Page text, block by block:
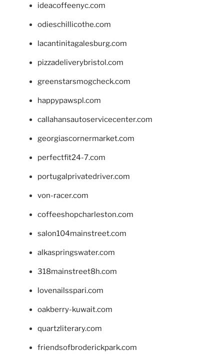
ideacoffeenyc.com
odieschillicothe.com
lacantinitagalesburg.com
pizzadeliverybristol.com
greenstarsmogcheck.com
happypawspl.com
callahansautoservicecenter.com
georgiascornermarket.com
perfectfit24-7.com
portugalprivatedriver.com
von-racer.com
coffeeshopcharleston.com
salon104mainstreet.com
alkaspringswater.com
318mainstreet8h.com
lovenailsspari.com
oakberry-kuwait.com
quartzliterary.com
friendsofbroderickpark.com